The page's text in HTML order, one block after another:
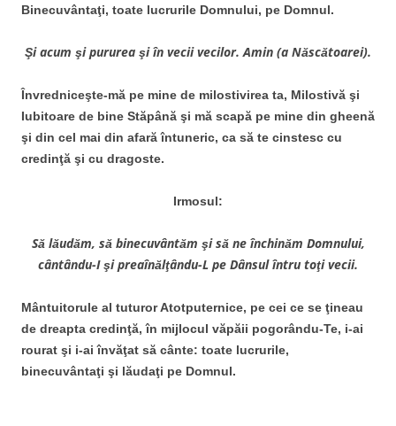
Binecuvântaţi, toate lucrurile Domnului, pe Domnul.
Şi acum şi pururea şi în vecii vecilor. Amin (a Născătoarei).
Învredniceşte-mă pe mine de milostivirea ta, Milostivă şi
Iubitoare de bine Stăpână şi mă scapă pe mine din gheenă
şi din cel mai din afară întuneric, ca să te cinstesc cu
credinţă şi cu dragoste.
Irmosul:
Să lăudăm, să binecuvântăm şi să ne închinăm Domnului,
cântându-I şi preaînălţându-L pe Dânsul întru toţi vecii.
Mântuitorule al tuturor Atotputernice, pe cei ce se ţineau
de dreapta credinţă, în mijlocul văpăii pogorându-Te, i-ai
rourat şi i-ai învăţat să cânte: toate lucrurile,
binecuvântaţi şi lăudaţi pe Domnul.